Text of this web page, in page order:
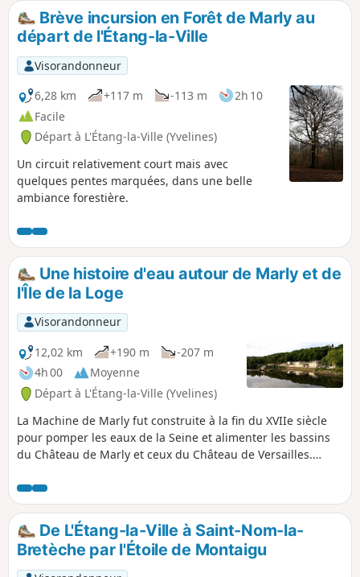
Brève incursion en Forêt de Marly au
départ de l'Étang-la-Ville
Visorandonneur
6,28 km
+117 m -113 m
2h 10
Facile
Départ à L'Étang-la-Ville (Yvelines)
Un circuit relativement court mais avec
quelques pentes marquées, dans une belle
ambiance forestière.
Une histoire d'eau autour de Marly et de
l'Île de la Loge
Visorandonneur
12,02 km
+190 m
-207 m
4h 00
Moyenne
Départ à L'Étang-la-Ville (Yvelines)
La Machine de Marly fut construite à la fin du XVIIe siècle
pour pomper les eaux de la Seine et alimenter les bassins
du Château de Marly et ceux du Château de Versailles.
traverse un "confetti" de la Forêt de Marly puis le Parc du
même nom où subsistent les bassins. Après une bonne
descente jusqu'à la Machine de Marly, on traverse la
pittoresque Île de la Loge avant de remonter sur les
hauteurs de Marly-le-Roi.
De L'Étang-la-Ville à Saint-Nom-la-
Bretèche par l'Étoile de Montaigu